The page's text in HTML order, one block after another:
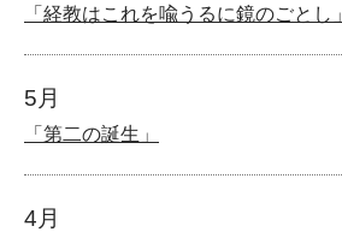
「経教はこれを喩うるに鏡のごとし
5月
「第二の誕生」
4月